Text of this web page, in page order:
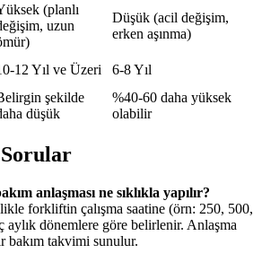
(planlı
uzun
Düşük (acil değişim,
erken aşınma)
12 Yıl ve Üzeri
6-8 Yıl
şekilde
düşük
%40-60 daha yüksek
olabilir
Sorular
anlaşması ne sıklıkla yapılır?
forkliftin çalışma saatine (örn: 250, 500,
aylık dönemlere göre belirlenir. Anlaşma
bakım takvimi sunulur.